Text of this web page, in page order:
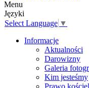
Menu
Języki
Select Language ▼
Informacje
Aktualności
Darowizny
Galeria
Kim jesteśmy